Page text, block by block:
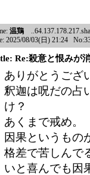
温鶏
2025/08/03(日) 21:24
Re:殺意と恨みが
ありがとうござ
釈迦は呪だの占
け？
あくまで戒め。
因果というもの
格差で苦しんで
いと喜んでも因